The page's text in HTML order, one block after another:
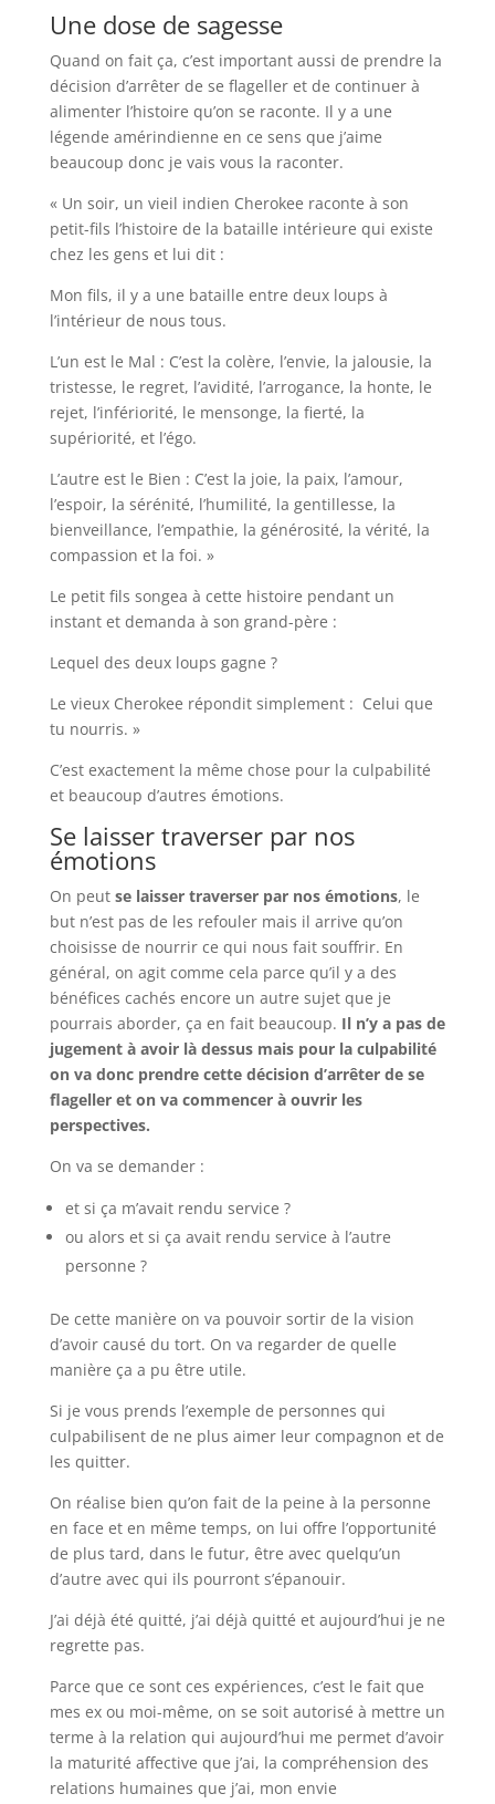
Une dose de sagesse
Quand on fait ça, c’est important aussi de prendre la
décision d’arrêter de se flageller et de continuer à
alimenter l’histoire qu’on se raconte. Il y a une
légende amérindienne en ce sens que j’aime
beaucoup donc je vais vous la raconter.
« Un soir, un vieil indien Cherokee raconte à son
petit-fils l’histoire de la bataille intérieure qui existe
chez les gens et lui dit :
Mon fils, il y a une bataille entre deux loups à
l’intérieur de nous tous.
L’un est le Mal : C’est la colère, l’envie, la jalousie, la
tristesse, le regret, l’avidité, l’arrogance, la honte, le
rejet, l’infériorité, le mensonge, la fierté, la
supériorité, et l’égo.
L’autre est le Bien : C’est la joie, la paix, l’amour,
l’espoir, la sérénité, l’humilité, la gentillesse, la
bienveillance, l’empathie, la générosité, la vérité, la
compassion et la foi. »
Le petit fils songea à cette histoire pendant un
instant et demanda à son grand-père :
Lequel des deux loups gagne ?
Le vieux Cherokee répondit simplement : Celui que
tu nourris. »
C’est exactement la même chose pour la culpabilité
et beaucoup d’autres émotions.
Se laisser traverser par nos
émotions
On peut se laisser traverser par nos émotions, le
but n’est pas de les refouler mais il arrive qu’on
choisisse de nourrir ce qui nous fait souffrir. En
général, on agit comme cela parce qu’il y a des
bénéfices cachés encore un autre sujet que je
pourrais aborder, ça en fait beaucoup. Il n’y a pas de
jugement à avoir là dessus mais pour la culpabilité
on va donc prendre cette décision d’arrêter de se
flageller et on va commencer à ouvrir les
perspectives.
On va se demander :
et si ça m’avait rendu service ?
ou alors et si ça avait rendu service à l’autre
personne ?
De cette manière on va pouvoir sortir de la vision
d’avoir causé du tort. On va regarder de quelle
manière ça a pu être utile.
Si je vous prends l’exemple de personnes qui
culpabilisent de ne plus aimer leur compagnon et de
les quitter.
On réalise bien qu’on fait de la peine à la personne
en face et en même temps, on lui offre l’opportunité
de plus tard, dans le futur, être avec quelqu’un
d’autre avec qui ils pourront s’épanouir.
J’ai déjà été quitté, j’ai déjà quitté et aujourd’hui je ne
regrette pas.
Parce que ce sont ces expériences, c’est le fait que
mes ex ou moi-même, on se soit autorisé à mettre un
terme à la relation qui aujourd’hui me permet d’avoir
la maturité affective que j’ai, la compréhension des
relations humaines que j’ai, mon envie